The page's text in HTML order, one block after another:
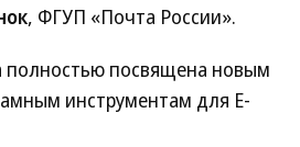
, ФГУП «Почта России».
полностью посвящена новым
инструментам для E-